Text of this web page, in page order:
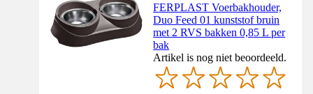
FERPLAST Voerbakhouder,
Duo Feed 01 kunststof bruin
met 2 RVS bakken 0,85 L per
bak
Artikel is nog niet beoordeeld.